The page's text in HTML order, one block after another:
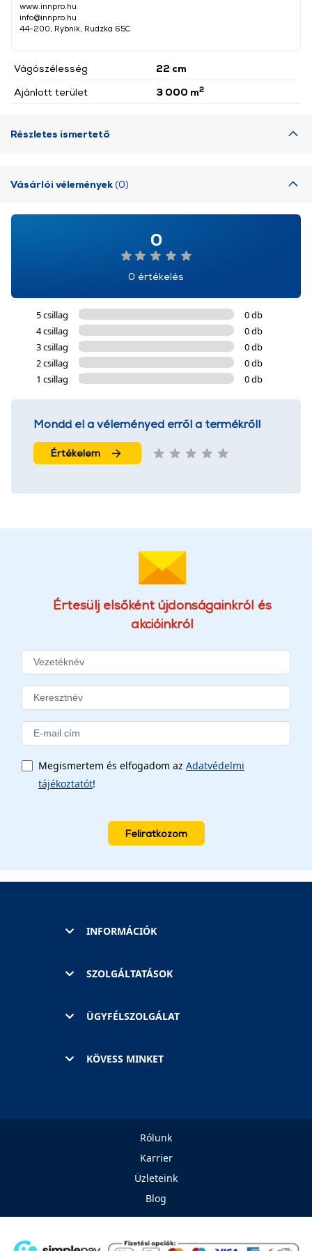
www.innpro.hu
info@innpro.hu
44-200, Rybnik, Rudzka 65C
Vágószélesség
22 cm
Ajánlott terület
3 000 m2
Részletes ismertető
Vásárlói vélemények(0)
0
0 értékelés
5 csillag
0 db
4 csillag
0 db
3 csillag
0 db
2 csillag
0 db
1 csillag
0 db
Mondd el a véleményed erről a termékről!
Értékelem
Értesülj elsőként újdonságainkról és
akcióinkról
Megismertem és elfogadom az Adatvédelmi
tájékoztatót!
Feliratkozom
INFORMÁCIÓK
SZOLGÁLTATÁSOK
ÜGYFÉLSZOLGÁLAT
KÖVESS MINKET
Rólunk
Karrier
Üzleteink
Blog